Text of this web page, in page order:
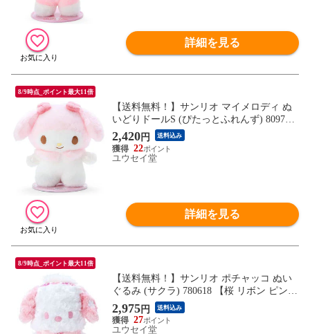
詳細を見る
8/9時点_ポイント最大11倍
【送料無料！】サンリオ マイメロディ ぬ
いどりドールS (ぴたっとふれんず) 809799
【ぬい撮り Sサイズ 磁石 自立 玩具 おもち
ゃ 公式グッズ 雑貨 ギフト プレゼント】
2,420円 送料込み
22
ユウセイ堂
詳細を見る
8/9時点_ポイント最大11倍
【送料無料！】サンリオ ポチャッコ ぬい
ぐるみ (サクラ) 780618 【桜 リボン ピンク
レース 玩具 おもちゃ 公式グッズ 雑貨 ギ
フト プレゼント】
2,975円 送料込み
27
ユウセイ堂